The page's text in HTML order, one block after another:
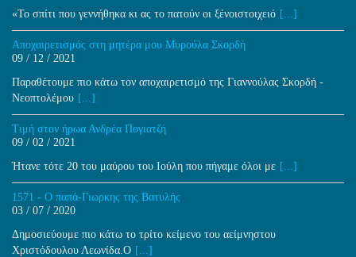
«Το σπίτι που γεννήθηκα κι ας το πατούν οι ξένοιστοιχειό [...]
Aποχαιρετισμός στη μητέρα μου Μυρούλα Σκορδή
09 / 12 / 2021
Παραθέτουμε πιο κάτω τον αποχαιρετισμό της Γιαννούλας Σκορδή -
Νεοπτολέμου [...]
Τιμή στον ήρωα Ανδρέα Πογιατζή
09 / 02 / 2021
Ήτανε τότε 20 του μαύρου του Ιούλη που πήγαμε όλοι με [...]
1571 - Ο παπά-Γιωρκης της Βατυλής
03 / 07 / 2020
Δημοσιεύουμε πιο κάτω το τρίτο κείμενο του αείμνηστου
Χριστόδουλου Λεωνίδα.Ο [...]